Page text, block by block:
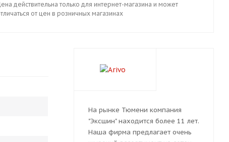
действительна только для интернет-магазина и может
от цен в розничных магазинах
На рынке Тюмени компания
"Эксшин" находится более 11 лет.
Наша фирма предлагает очень